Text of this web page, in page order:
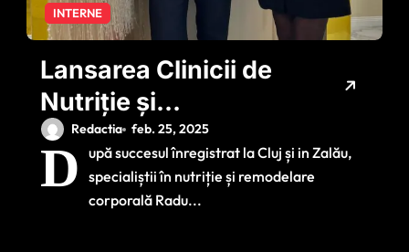
INTERNE
Lansarea Clinicii de
Nutriție și
Remodelare
Corporală Radu
Ababi & Teodora
Redactia feb. 25, 2025
D upă succesul înregistrat la Cluj și in Zalău,
specialiștii în nutriție și remodelare
corporală Radu...